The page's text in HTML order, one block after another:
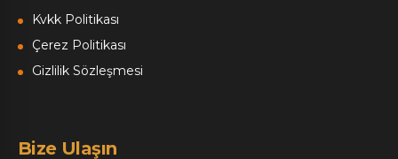
Kvkk Politikası
Çerez Politikası
Gizlilik Sözleşmesi
Bize Ulaşın